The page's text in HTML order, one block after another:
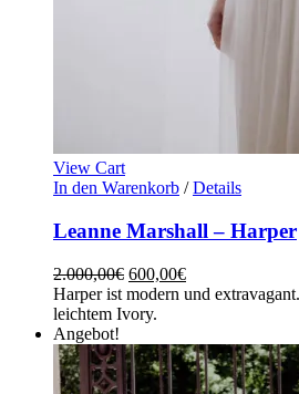
View Cart
In den Warenkorb / Details
Leanne Marshall – Harper
2.000,00€ 600,00€
Harper ist modern und
leichtem Ivory.
Angebot!